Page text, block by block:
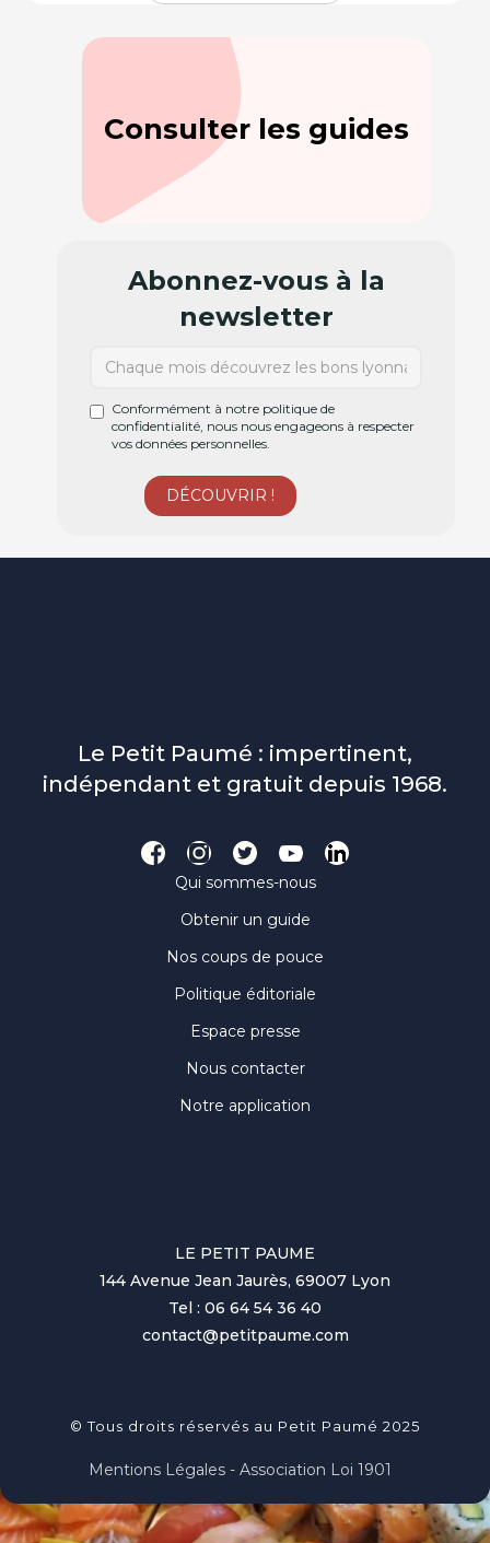
Consulter les guides
Abonnez-vous à la
newsletter
Conformément à notre politique de
confidentialité, nous nous engageons à respecter
vos données personnelles.
Le Petit Paumé : impertinent,
indépendant et gratuit depuis 1968.
Qui sommes-nous
Obtenir un guide
Nos coups de pouce
Politique éditoriale
Espace presse
Nous contacter
Notre application
LE PETIT PAUME
144 Avenue Jean Jaurès, 69007 Lyon
Tel : 06 64 54 36 40
contact@petitpaume.com
© Tous droits réservés au Petit Paumé 2025
Mentions Légales - Association Loi 1901